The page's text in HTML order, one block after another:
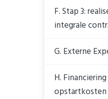
F. Stap 3:
integrale
G. Externe
H. Financiering
opstartkosten